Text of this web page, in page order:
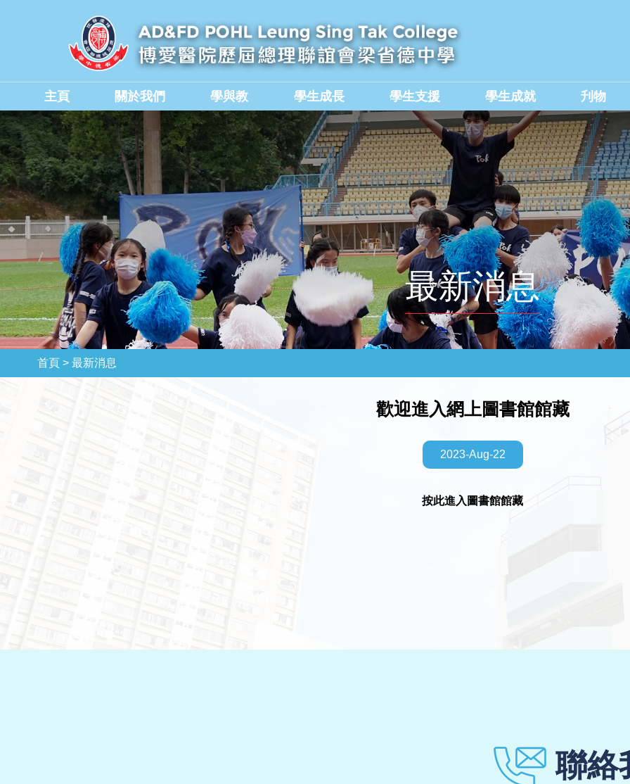
主頁 關於我們 學與教 學生成長 學生支援 學生成就 刋物
最新消息
首頁 > 最新消息
歡迎進入網上圖書館館藏
2023-Aug-22
按此進入圖書館館藏
聯絡